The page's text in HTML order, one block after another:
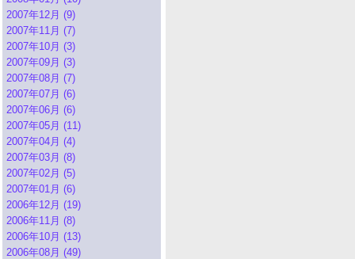
2007年12月 (9)
2007年11月 (7)
2007年10月 (3)
2007年09月 (3)
2007年08月 (7)
2007年07月 (6)
2007年06月 (6)
2007年05月 (11)
2007年04月 (4)
2007年03月 (8)
2007年02月 (5)
2007年01月 (6)
2006年12月 (19)
2006年11月 (8)
2006年10月 (13)
2006年08月 (49)